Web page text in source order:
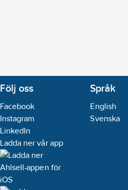
Följ oss
Facebook
Instagram
LinkedIn
Ladda ner vår app
Språk
English
Svenska